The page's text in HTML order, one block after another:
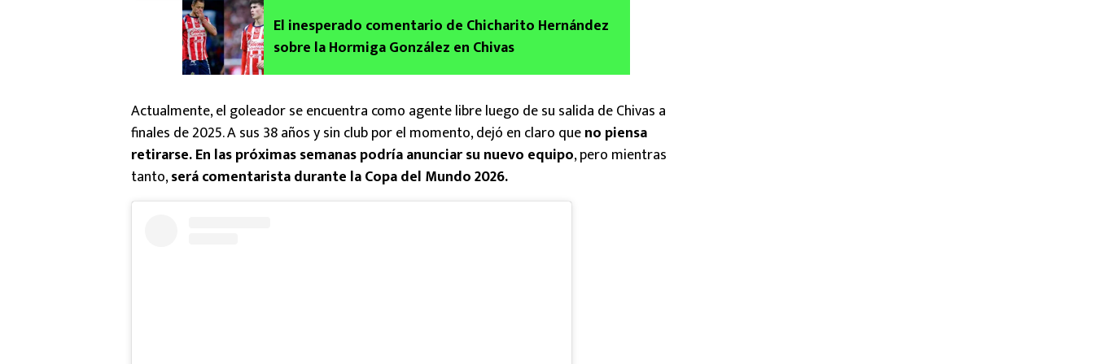
El inesperado comentario de Chicharito Hernández
sobre la Hormiga González en Chivas
Actualmente, el goleador se encuentra como agente libre luego de su salida de Chivas a
finales de 2025. A sus 38 años y sin club por el momento, dejó en claro queno piensa
retirarse. En las próximas semanas podría anunciar su nuevo equipo, pero mientras
tanto,será comentarista durante la Copa del Mundo 2026.